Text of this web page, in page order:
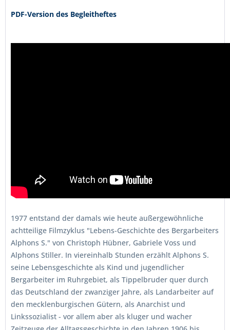
PDF-Version des Begleitheftes
1977 entstand der damals wie heute außergewöhnliche
achtteilige Filmzyklus "Lebens-Geschichte des Bergarbeiters
Alphons S." von Christoph Hübner, Gabriele Voss und
Alphons Stiller. In viereinhalb Stunden erzählt Alphons S.
seine Lebensgeschichte als Kind und jugendlicher
Bergarbeiter im Ruhrgebiet, als Tippelbruder quer durch
das Deutschland der zwanziger Jahre, als Landarbeiter auf
den mecklenburgischen Gütern, als Anarchist und
Linkssozialist - vor allem aber als kluger und wacher